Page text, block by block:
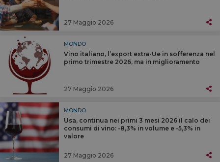
27 Maggio 2026
MONDO
Vino italiano, l’export extra-Ue in sofferenza nel
primo trimestre 2026, ma in miglioramento
27 Maggio 2026
MONDO
Usa, continua nei primi 3 mesi 2026 il calo dei
consumi di vino: -8,3% in volume e -5,3% in
valore
27 Maggio 2026